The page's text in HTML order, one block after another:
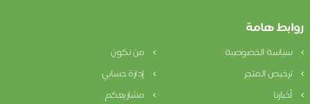
هامة
سياسة الخصوصية
من نكون
ترخيص المتجر
إدارة حسابي
أخبارنا
مشاريعكم